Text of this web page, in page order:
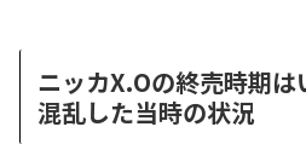
ニッカX.Oの終売時期
混乱した当時の状況